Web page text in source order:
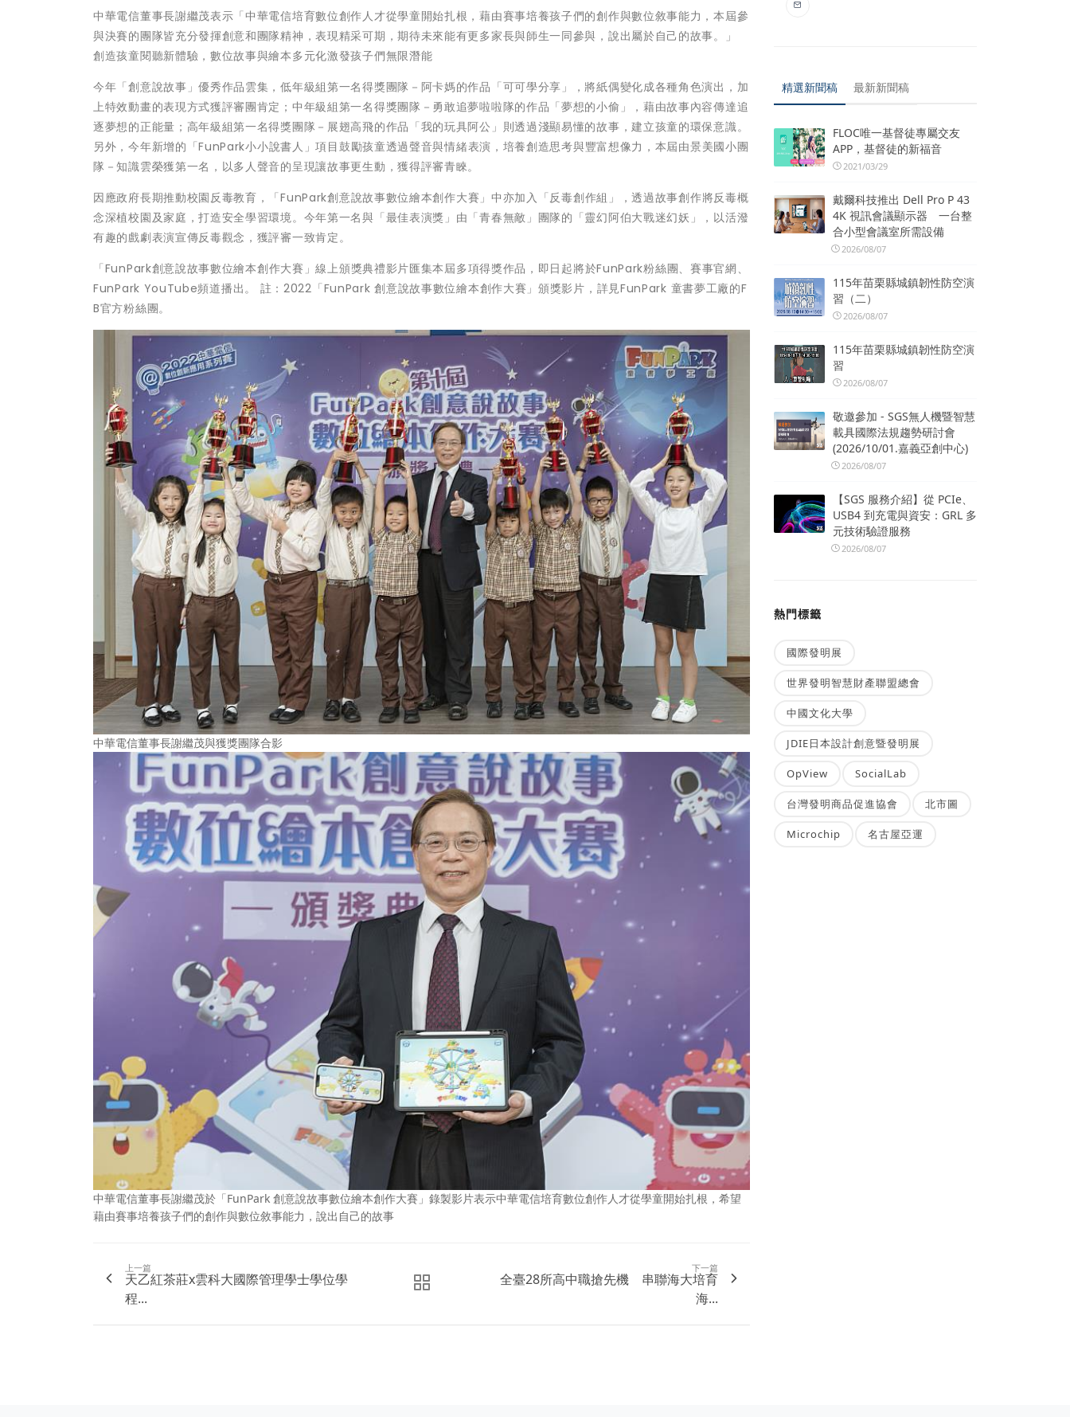
中華電信董事長謝繼茂表示「中華電信培育數位創作人才從學童開始扎根，藉由賽事培養孩子們的創作與數位敘事能力，本屆參
與決賽的團隊皆充分發揮創意和團隊精神，表現精采可期，期待未來能有更多家長與師生一同參與，說出屬於自己的故事。」
創造孩童閱聽新體驗，數位故事與繪本多元化激發孩子們無限潛能
今年「創意說故事」優秀作品雲集，低年級組第一名得獎團隊－阿卡媽的作品「可可學分享」，將紙偶變化成各種角色演出，加
上特效動畫的表現方式獲評審團肯定；中年級組第一名得獎團隊－勇敢追夢啦啦隊的作品「夢想的小偷」，藉由故事內容傳達追
逐夢想的正能量；高年級組第一名得獎團隊－展翅高飛的作品「我的玩具阿公」則透過淺顯易懂的故事，建立孩童的環保意識。
另外，今年新增的「FunPark小小說書人」項目鼓勵孩童透過聲音與情緒表演，培養創造思考與豐富想像力，本屆由景美國小團
隊－知識雲榮獲第一名，以多人聲音的呈現讓故事更生動，獲得評審青睞。
因應政府長期推動校園反毒教育，「FunPark創意說故事數位繪本創作大賽」中亦加入「反毒創作組」，透過故事創作將反毒概
念深植校園及家庭，打造安全學習環境。今年第一名與「最佳表演獎」由「青春無敵」團隊的「靈幻阿伯大戰迷幻妖」，以活潑
有趣的戲劇表演宣傳反毒觀念，獲評審一致肯定。
「FunPark創意說故事數位繪本創作大賽」線上頒獎典禮影片匯集本屆多項得獎作品，即日起將於FunPark粉絲團、賽事官網、
FunPark YouTube頻道播出。 註：2022「FunPark 創意說故事數位繪本創作大賽」頒獎影片，詳見FunPark 童書夢工廠的F
B官方粉絲團。
中華電信董事長謝繼茂與獲獎團隊合影
中華電信董事長謝繼茂於「FunPark 創意說故事數位繪本創作大賽」錄製影片表示中華電信培育數位創作人才從學童開始扎根，希望
藉由賽事培養孩子們的創作與數位敘事能力，說出自己的故事
上一篇
天乙紅茶莊x雲科大國際管理學士學位學
程...
下一篇
全臺28所高中職搶先機 串聯海大培育
海...
精選新聞稿 最新新聞稿
FLOC唯一基督徒專屬交友
APP，基督徒的新福音
2021/03/29
戴爾科技推出 Dell Pro P 43
4K 視訊會議顯示器 一台整
合小型會議室所需設備
2026/08/07
115年苗栗縣城鎮韌性防空演
習（二）
2026/08/07
115年苗栗縣城鎮韌性防空演
習
2026/08/07
敬邀參加 - SGS無人機暨智慧
載具國際法規趨勢研討會
(2026/10/01.嘉義亞創中心)
2026/08/07
【SGS 服務介紹】從 PCIe、
USB4 到充電與資安：GRL 多
元技術驗證服務
2026/08/07
熱門標籤
國際發明展
世界發明智慧財產聯盟總會
中國文化大學
JDIE日本設計創意暨發明展
OpView SocialLab
台灣發明商品促進協會 北市圖
Microchip 名古屋亞運